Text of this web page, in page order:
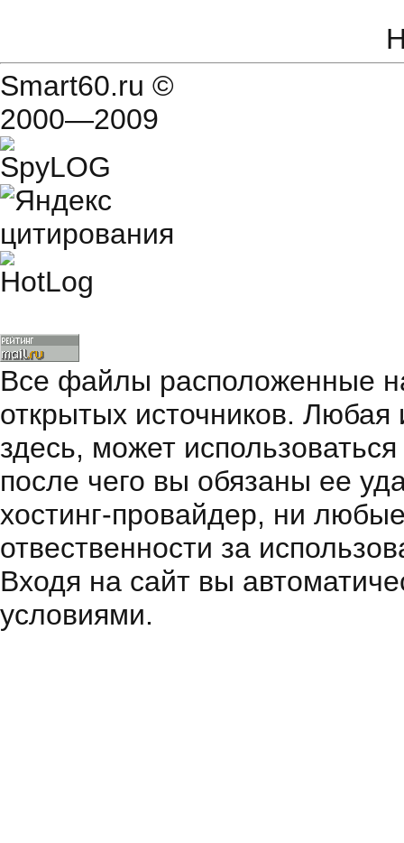
Smart60.ru ©
2000—2009
Все файлы расположенные
открытых источников.
здесь, может
после чего вы обязаны ее
хостинг-провайдер, ни
отвественности за
Входя на сайт вы
условиями.